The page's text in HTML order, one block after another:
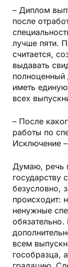
– Диплом
после
лучше пяти.
считается,
выдавать
полноценный
иметь
всех
– После
работы по
Исключение
Думаю, речь
государству
безусловно,
происходит:
ненужные
всем
гособразца,